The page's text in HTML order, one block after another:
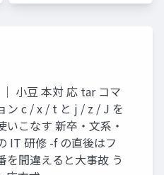
小豆 本対 応 tar コマ
ン c / x / t と j / z / J を
いこなす 新卒・文系・
IT 研修 -f の直後はフ
を間違えると大事故 う